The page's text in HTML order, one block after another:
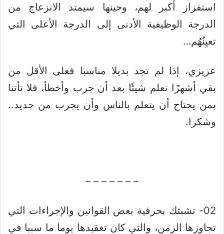
استفزاز أكبر لهم، وحينها سيمتد الانزعاج من
الدرجة الوظيفية الأدنى إلى الدرجة الأعلى التي
تعيِنُهُم…
عزيزي، إذا لم تجد بديلا مناسبا فعلى الأقل من
بقي أشهرًا تعلم شيئًا بعد أن جرب وأخطأ، فلا تأتنا
بمن يحتاج أن يتعلم بالناس وأن يجرب من جديد..
وشكرا.
– – – – – – –
02- تشبثك بحرفية بعض القوانين والإجراءات التي
تجاوزها الزمن، والتي كان تعقيدها يوما ما سببا في